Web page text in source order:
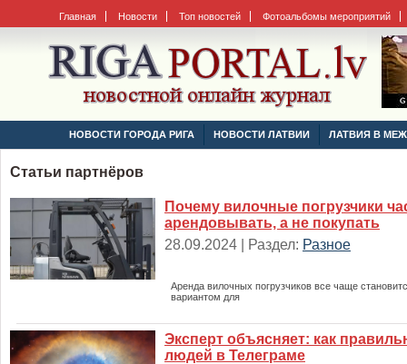
Главная Новости Топ новостей Фотоальбомы мероприятий
НОВОСТИ ГОРОДА РИГА НОВОСТИ ЛАТВИИ ЛАТВИЯ В
Статьи партнёров
Почему вилочные погрузчики
арендовывать, а не покупать
28.09.2024 | Раздел: Разное
Аренда вилочных погрузчиков все чаще
вариантом для
Эксперт объясняет: как
людей в Телеграме